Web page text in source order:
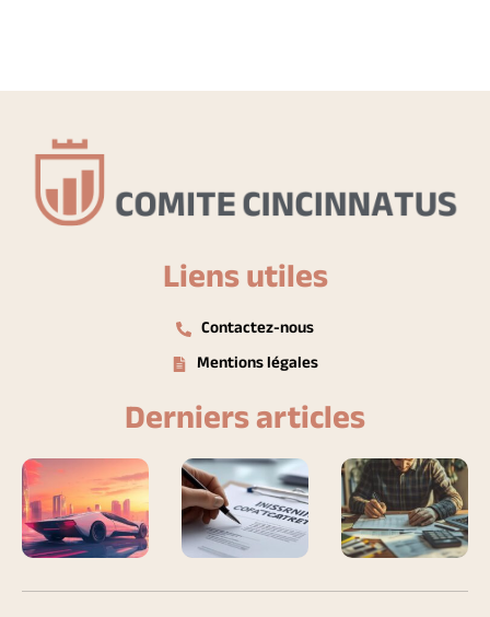
Liens utiles
Contactez-nous
Mentions légales
Derniers articles